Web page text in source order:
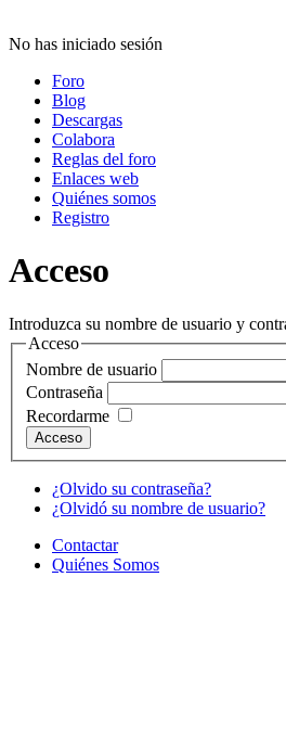
No has iniciado sesión
Foro
Blog
Descargas
Colabora
Reglas del foro
Enlaces web
Quiénes somos
Registro
Acceso
Introduzca su nombre de usuario y
Acceso
Nombre de usuario
Contraseña
Recordarme
¿Olvido su contraseña?
¿Olvidó su nombre de usuario?
Contactar
Quiénes Somos